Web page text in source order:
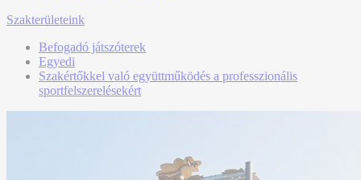
Szakterületeink
Befogadó játszóterek
Egyedi
Szakértőkkel való együttműködés a professzionális
sportfelszerelésekért